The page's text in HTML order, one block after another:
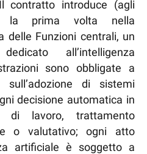
contratto introduce (agli
la prima volta nella
delle Funzioni centrali, un
all’intelligenza
sono obbligate a
di sistemi
decisione automatica in
di lavoro, trattamento
o valutativo; ogni atto
artificiale è soggetto a